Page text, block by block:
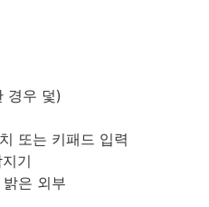
경우 덫)
또는 키패드 입력
기
은 외부